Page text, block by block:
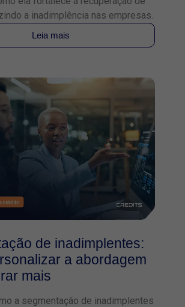
a inadimplência nas empresas.
Leia mais
de inadimplentes:
a abordagem
mais
a segmentação de inadimplentes